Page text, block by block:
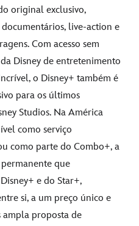
original exclusivo,
live-action e
Com acesso sem
Disney de entretenimento
o Disney+ também é
para os últimos
Studios. Na América
como serviço
como parte do Combo+, a
que
e do Star+,
si, a um preço único e
ampla proposta de